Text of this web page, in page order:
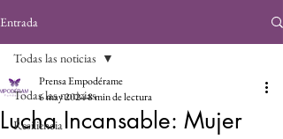
Entrada
Todas las noticias
Resiliencia
Todas las noticias
Lucha Incansable: Mujer
Prensa Empodérame
6 may 20248 min de lectura